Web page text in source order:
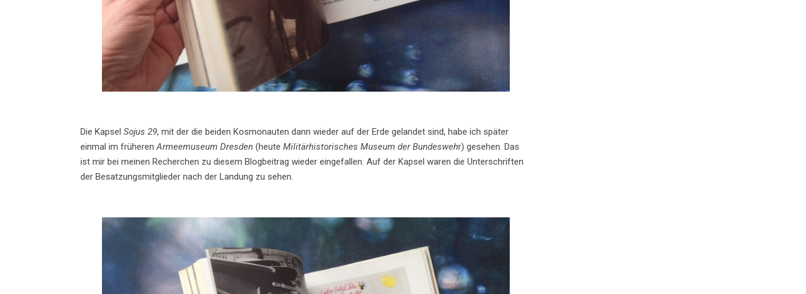
Die KapselSojus 29, mit der die beiden Kosmonauten dann wieder auf der Erde gelandet sind, habe ich später
einmal im früherenArmeemuseum Dresden (heuteMilitärhistorisches Museum der Bundeswehr) gesehen. Das
ist mir bei meinen Recherchen zu diesem Blogbeitrag wieder eingefallen. Auf der Kapsel waren die Unterschriften
der Besatzungsmitglieder nach der Landung zu sehen.